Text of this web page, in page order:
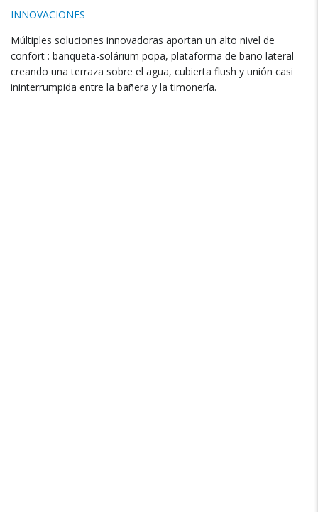
INNOVACIONES
Múltiples soluciones innovadoras aportan un alto nivel de
confort : banqueta-solárium popa, plataforma de baño lateral
creando una terraza sobre el agua, cubierta flush y unión casi
ininterrumpida entre la bañera y la timonería.